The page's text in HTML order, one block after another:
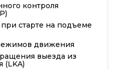
контроля
старте на подъеме
движения
выезда из
(LKA)